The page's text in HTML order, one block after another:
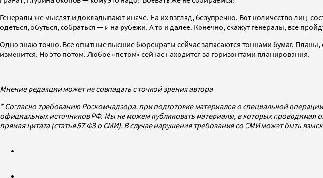
Генералы же мыслят и докладывают иначе. На их взгляд, безупречно. Вот количество лиц,
одеться, обуться, собраться — и на рубежи. А то и далее. Конечно, скажут генералы, все
Одно знаю точно. Все опытные высшие бюрократы сейчас запасаются тоннами бумаг.
изменится. Но это потом. Любое «потом» сейчас находится за горизонтами планирования.
Мнение редакции может не совпадать с точкой зрения автора
* Согласно требованию Роскомнадзора, при подготовке материалов о специальной
официальных источников РФ. Мы не можем публиковать материалы, в которых проводимая
прямая цитата (статья 57 ФЗ о СМИ). В случае нарушения требования со СМИ может быть